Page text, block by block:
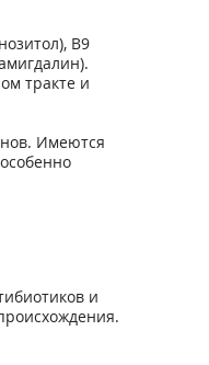
В9
тракте и
Имеются
и